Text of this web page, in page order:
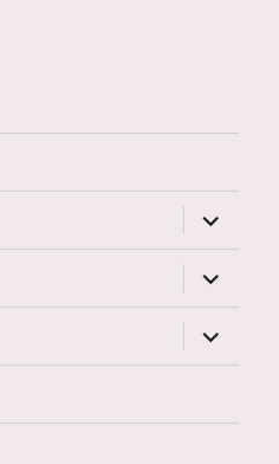
laienda
laienda
laienda